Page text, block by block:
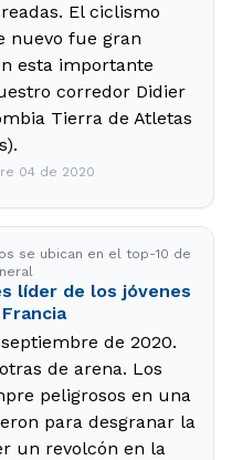
El ciclismo
nuevo fue gran
esta importante
corredor Didier
Tierra de Atletas
04 de 2020
se ubican en el top-10 de
líder de los jóvenes
de 2020.
de arena. Los
peligrosos en una
para desgranar la
un revolcón en la